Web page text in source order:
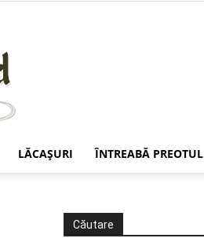
LĂCAŞURI ÎNTREABĂ PREOTUL
Căutare